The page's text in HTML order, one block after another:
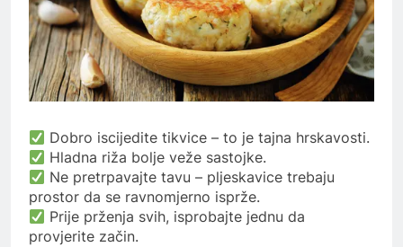
Dobro iscijedite tikvice – to je tajna hrskavosti.
Hladna riža bolje veže sastojke.
Ne pretrpavajte tavu – pljeskavice trebaju
prostor da se ravnomjerno isprže.
Prije prženja svih, isprobajte jednu da
provjerite začin.